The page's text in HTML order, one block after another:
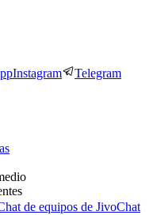
Instagram Telegram
de equipos de JivoChat